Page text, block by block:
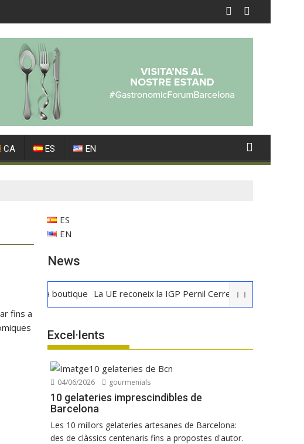
CA ES EN
fins a
ES
EN
News
boutique La UE reconeix la IGP Pernil Cerretà Verema al Penedès:
Excel·lents
04/06/2026 gourmenials
10 gelateries imprescindibles de
Barcelona
Les 10 millors gelateries artesanes de Barcelona:
des de clàssics centenaris fins a propostes d'autor.